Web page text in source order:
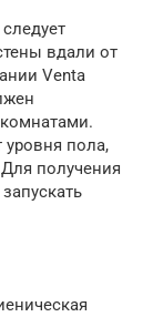
вдали от
Venta
уровня пола,
получения